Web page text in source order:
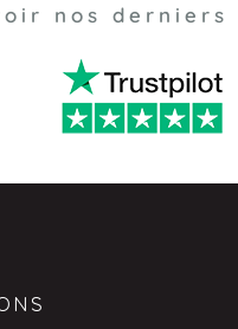
nos derniers